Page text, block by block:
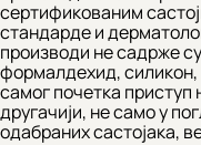
сертификованим
стандарде и
производи не садрже
формалдехид,
самог почетка
другачији, не само у
одабраних састојака,